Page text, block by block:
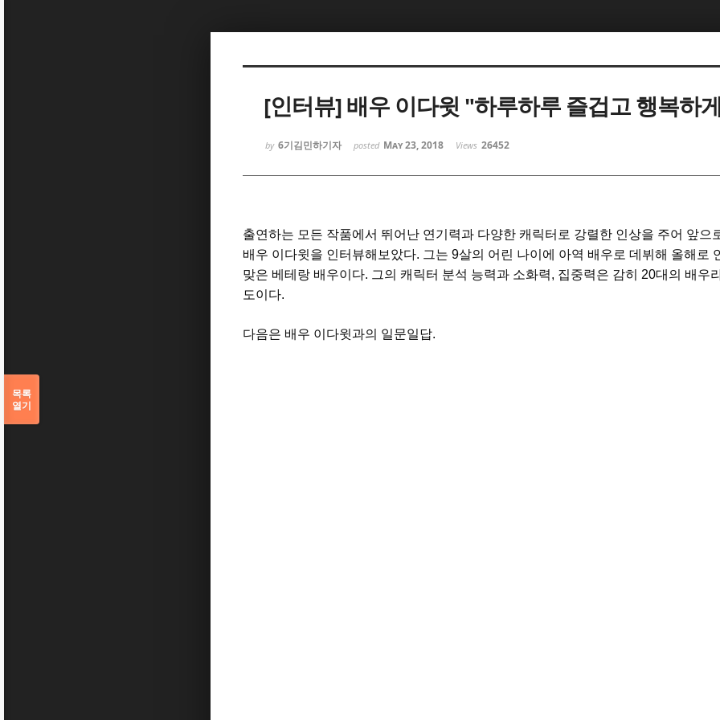
[인터뷰] 배우 이다윗 "하루하루 즐겁고 행복하
by 6기김민하기자 posted May 23, 2018 Views 26452
출연하는 모든 작품에서 뛰어난 연기력과 다양한 캐릭터로 강렬한 인상을 주어 앞으
배우 이다윗을 인터뷰해보았다. 그는 9살의 어린 나이에 아역 배우로 데뷔해 올해로
맞은 베테랑 배우이다. 그의 캐릭터 분석 능력과 소화력, 집중력은 감히 20대의 배우
도이다.
다음은 배우 이다윗과의 일문일답.
목록
열기